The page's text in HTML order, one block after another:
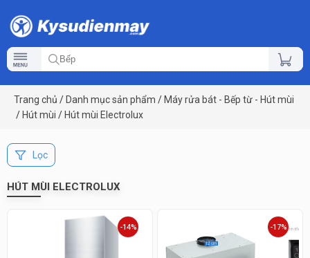
Trang chủ / Danh mục sản phẩm / Máy rửa bát - Bếp từ - Hút mùi
/ Hút mùi / Hút mùi Electrolux
Lọc
HÚT MÙI ELECTROLUX
-14% -17%